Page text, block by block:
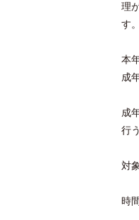
理
す。
本
成
成
行
対
時